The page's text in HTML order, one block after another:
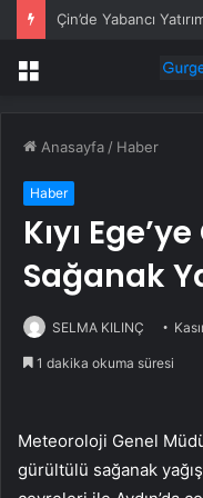
CHP’de Gerginlik:
Menü
Anasayfa / Haber
Haber
Kıyı
Sağanak
SELMA KILINÇ
1 dakika okuma süresi
Meteoroloji Genel
gürültülü sağanak